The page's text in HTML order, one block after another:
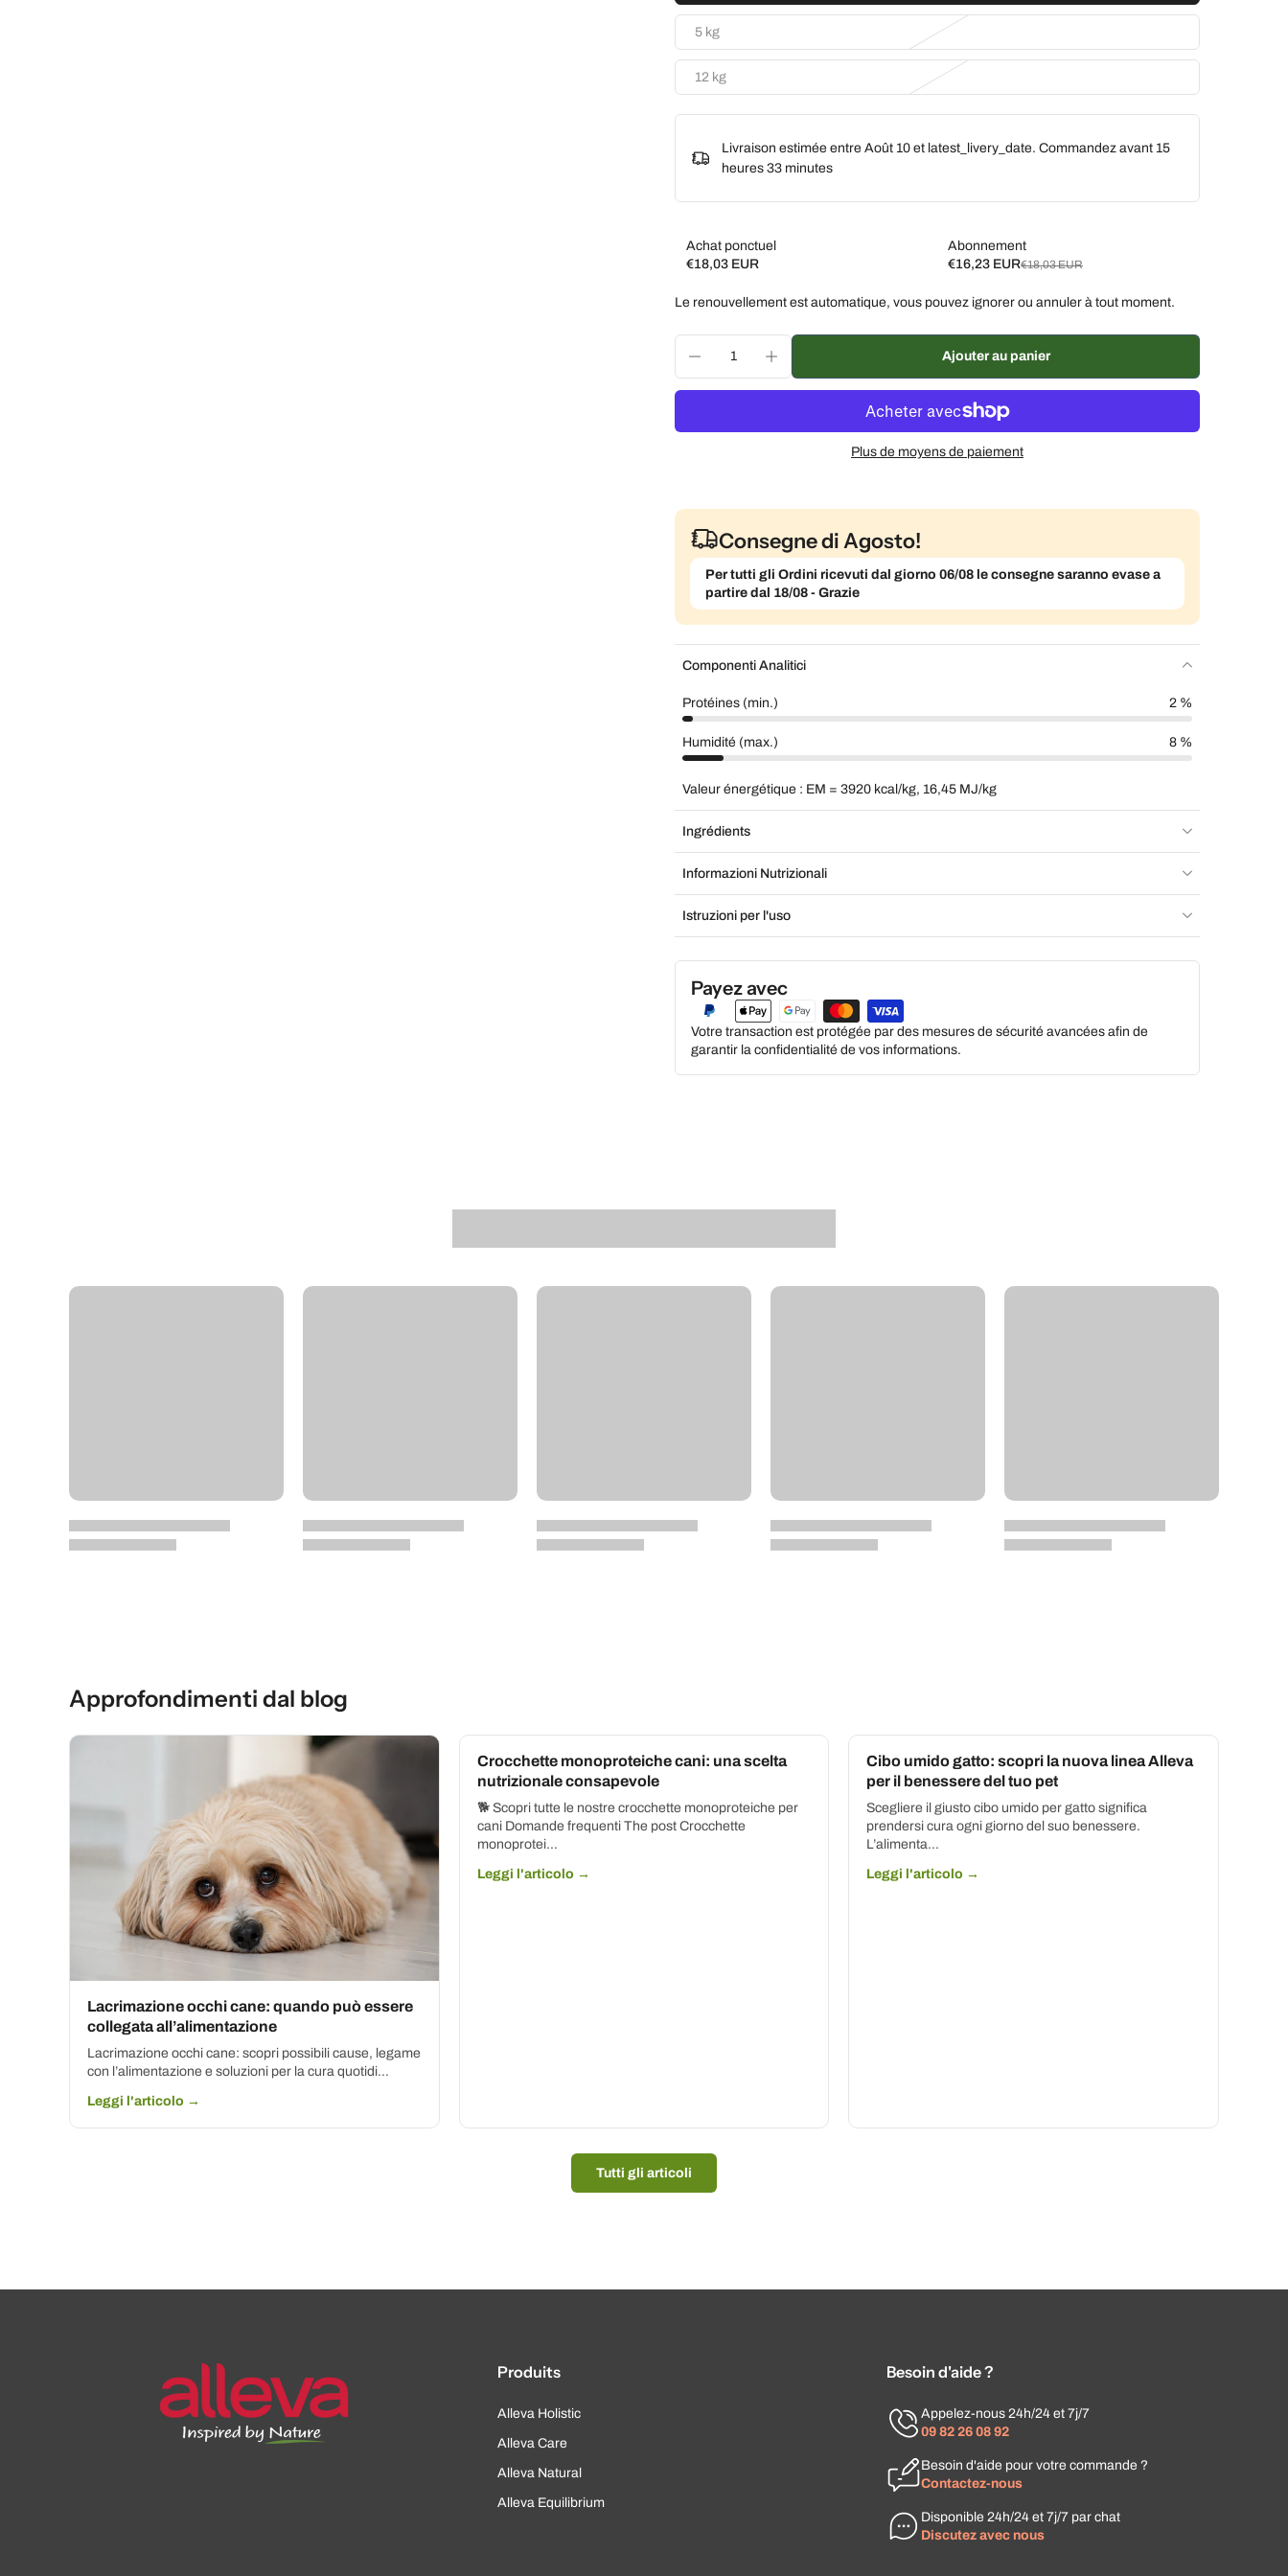
5 kg
12 kg
Livraison estimée entre Août 10 et latest_livery_date. Commandez avant 15
heures 33 minutes
Achat ponctuel
€18,03 EUR
Abonnement
€16,23 EUR€18,03 EUR
Subscribe and save
Livrez chaque mois, 5 % de réduction
Le renouvellement est automatique, vous pouvez ignorer ou annuler à tout moment.
Ajouter au panier
Plus de moyens de paiement
Consegne di Agosto!
Per tutti gli Ordini ricevuti dal giorno 06/08 le consegne saranno evase a
partire dal 18/08 - Grazie
Componenti Analitici
Protéines (min.) 2 %
Humidité (max.) 8 %
Valeur énergétique : EM = 3920 kcal/kg, 16,45 MJ/kg
Ingrédients
Informazioni Nutrizionali
Istruzioni per l'uso
Payez avec
Votre transaction est protégée par des mesures de sécurité avancées afin de
garantir la confidentialité de vos informations.
Approfondimenti dal blog
Lacrimazione occhi cane: quando può essere
collegata all’alimentazione
Lacrimazione occhi cane: scopri possibili cause, legame
con l’alimentazione e soluzioni per la cura quotidi...
Leggi l'articolo →
Crocchette monoproteiche cani: una scelta
nutrizionale consapevole
🐕 Scopri tutte le nostre crocchette monoproteiche per
cani Domande frequenti The post Crocchette
monoprotei...
Leggi l'articolo →
Cibo umido gatto: scopri la nuova linea Alleva
per il benessere del tuo pet
Scegliere il giusto cibo umido per gatto significa
prendersi cura ogni giorno del suo benessere.
L’alimenta...
Leggi l'articolo →
Tutti gli articoli
Produits
Alleva Holistic
Alleva Care
Alleva Natural
Alleva Equilibrium
Besoin d'aide ?
Appelez-nous 24h/24 et 7j/7
09 82 26 08 92
Besoin d'aide pour votre commande ?
Contactez-nous
Disponible 24h/24 et 7j/7 par chat
Discutez avec nous